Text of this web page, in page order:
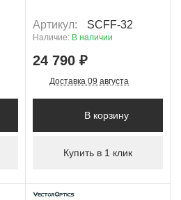
Артикул: SCFF-32
Наличие: В наличии
24 790 ₽
Доставка 09 августа
В корзину
Купить в 1 клик